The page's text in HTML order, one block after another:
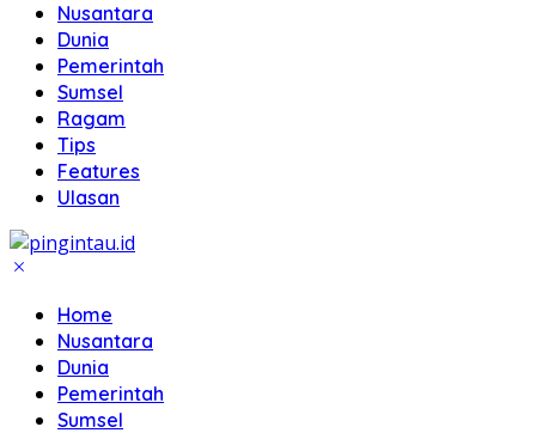
Nusantara
Dunia
Pemerintah
Sumsel
Ragam
Tips
Features
Ulasan
Home
Nusantara
Dunia
Pemerintah
Sumsel